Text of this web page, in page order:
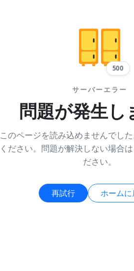
500
サーバーエラー
問題が発生し
このページを読み込めませんでし
ください。問題が解決しない場合
ださい。
再試行 ホームに